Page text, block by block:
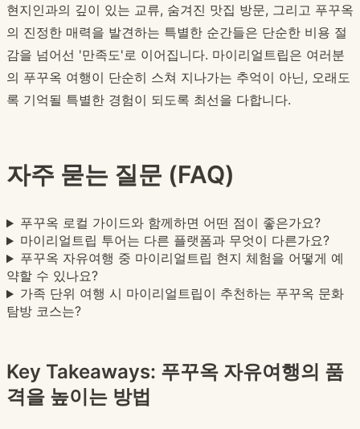
현지인과의 깊이 있는 교류, 숨겨진 맛집 방문, 그리고 푸꾸옥
의 진정한 매력을 발견하는 특별한 순간들은 단순한 비용 절
감을 넘어선 '만족도'로 이어집니다. 마이리얼트립은 여러분
의 푸꾸옥 여행이 단순히 스쳐 지나가는 추억이 아닌, 오래도
록 기억될 특별한 경험이 되도록 최선을 다합니다.
자주 묻는 질문 (FAQ)
푸꾸옥 로컬 가이드와 함께하면 어떤 점이 좋은가요?
마이리얼트립 투어는 다른 플랫폼과 무엇이 다른가요?
푸꾸옥 자유여행 중 마이리얼트립 현지 체험을 어떻게 예
약할 수 있나요?
가족 단위 여행 시 마이리얼트립이 추천하는 푸꾸옥 문화
탐방 코스는?
Key Takeaways: 푸꾸옥 자유여행의 품
격을 높이는 방법